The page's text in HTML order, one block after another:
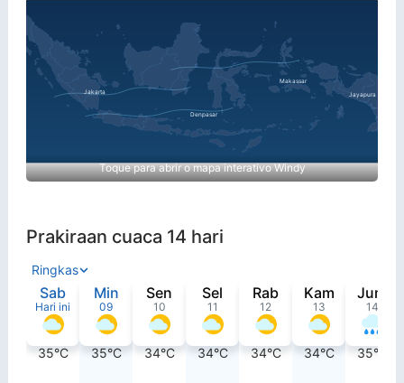
Toque para abrir o mapa interativo Windy
Prakiraan cuaca 14 hari
Ringkas
Sab
Hari ini
35°C
Min
09
35°C
Sen
10
34°C
Sel
11
34°C
Rab
12
34°C
Kam
13
34°C
Jum
14
35°C